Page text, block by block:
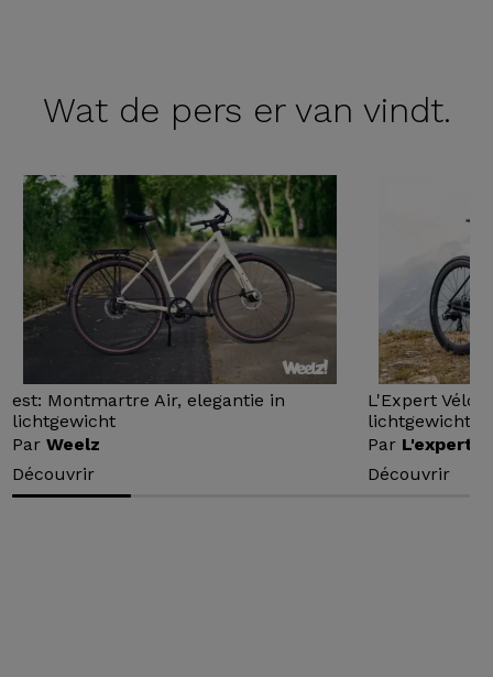
Wat de pers er van vindt.
est: Montmartre Air, elegantie in
lichtgewicht
ParWeelz
Découvrir
L'Expert Vélo
lichtgewicht...
Par L'expert
Découvrir